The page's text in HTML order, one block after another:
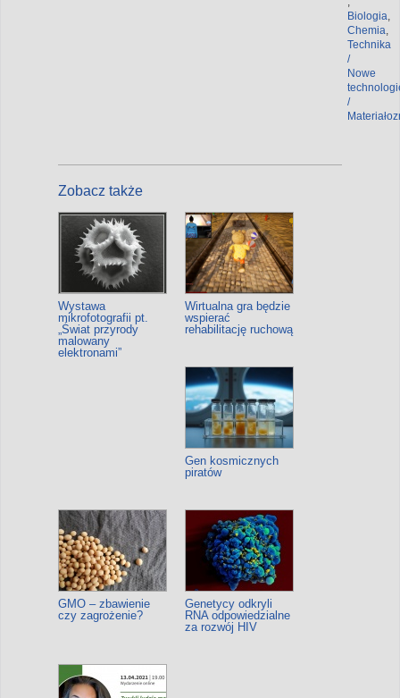
Biologia
Chemia
Technika
/
Nowe
/
Zobacz także
Wystawa
mikrofotografii pt.
„Świat przyrody
malowany
elektronami”
Wirtualna gra będzie
wspierać
rehabilitację ruchową
Gen kosmicznych
piratów
GMO – zbawienie
czy zagrożenie?
Genetycy odkryli
RNA odpowiedzialne
za rozwój HIV